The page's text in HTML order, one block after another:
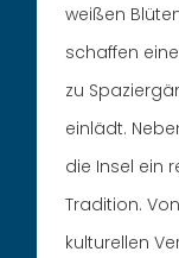
weißen
schaffen
zu
einlädt.
die Insel ein
Tradition.
kulturellen